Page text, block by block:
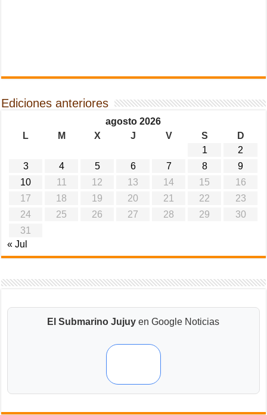
Ediciones anteriores
agosto 2026
L
M X J V S
D
1
2
3
4 5 6 7 8
9
10
11 12 13 14 15
16
17
18 19 20 21 22
23
24
25 26 27 28 29
30
31
« Jul
El Submarino Jujuy en Google Noticias